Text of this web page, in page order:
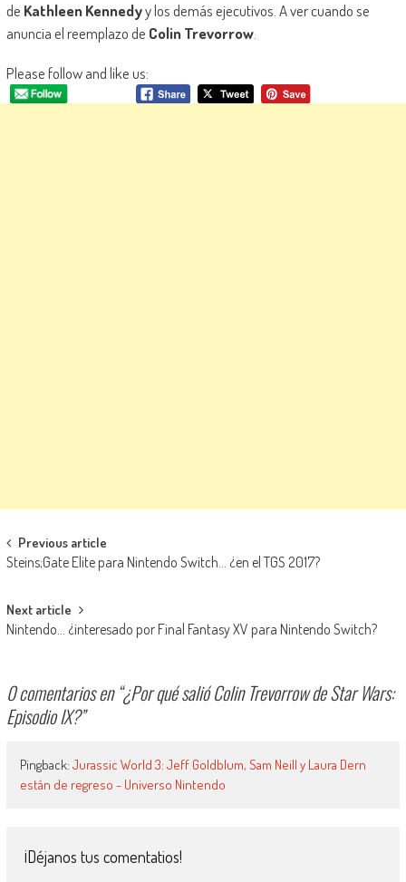
de Kathleen Kennedyy los demás ejecutivos. A ver cuando se
anuncia el reemplazo de Colin Trevorrow.
Please follow and like us:
Navegación de entradas
Previous article
Steins;Gate Elite para Nintendo Switch… ¿en el TGS 2017?
Next article
Nintendo… ¿interesado por Final Fantasy XV para Nintendo Switch?
0 comentarios en “¿Por qué salió Colin Trevorrow de Star Wars:
Episodio IX?”
Pingback: Jurassic World 3: Jeff Goldblum, Sam Neill y Laura Dern
están de regreso - Universo Nintendo
¡Déjanos tus comentatios!